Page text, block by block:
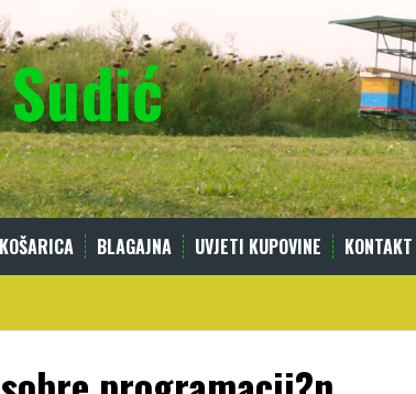
KOŠARICA BLAGAJNA UVJETI KUPOVINE KONTAKT